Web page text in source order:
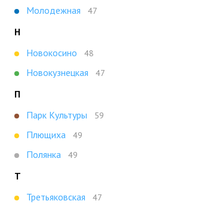
Молодежная 47
Н
Новокосино
48
Новокузнецкая 47
П
Парк Культуры
59
Плющиха 49
Полянка 49
Т
Третьяковская
47